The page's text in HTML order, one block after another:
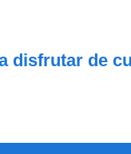
disfrutar de